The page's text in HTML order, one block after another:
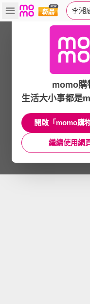
李湘
momo購
生活大小事都是
開啟「momo購
繼續使用網